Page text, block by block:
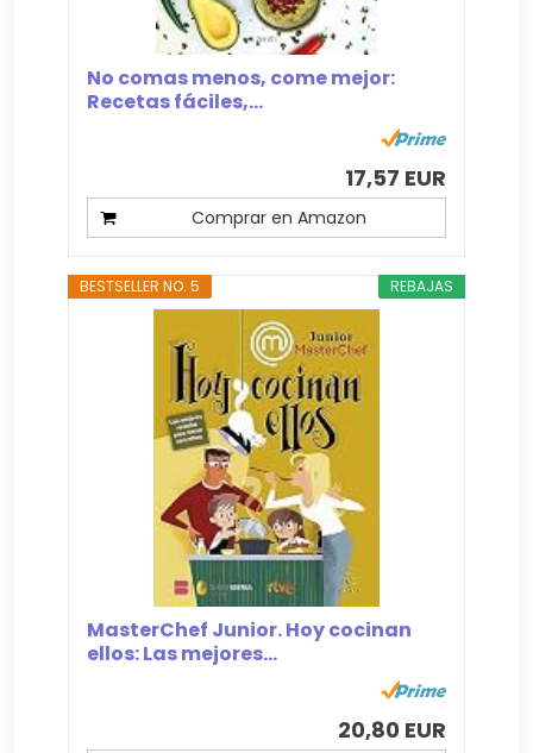
No comas menos, come mejor:
Recetas fáciles,...
17,57 EUR
Comprar en Amazon
REBAJAS
BESTSELLER NO. 5
MasterChef Junior. Hoy cocinan
ellos: Las mejores...
20,80 EUR